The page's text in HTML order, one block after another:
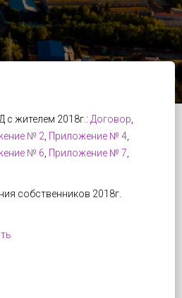
с жителем 2018г.: Договор
№ 2 Приложение № 4
№ 6 Приложение № 7
собственников 2018г.